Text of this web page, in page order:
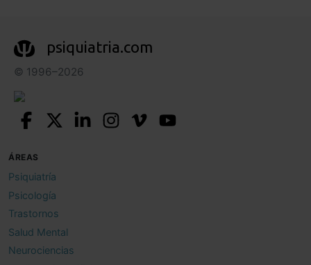
psiquiatria.com
© 1996–2026
ÁREAS
Psiquiatría
Psicología
Trastornos
Salud Mental
Neurociencias